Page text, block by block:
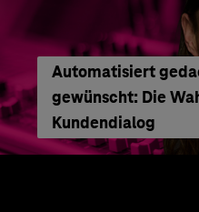
Automatisiert
gewünscht: Die
Kundendialog